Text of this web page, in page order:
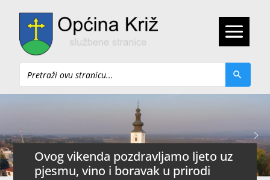
Pretraži
Ovog vikenda pozdravljamo ljeto uz
pjesmu, vino i boravak u prirodi